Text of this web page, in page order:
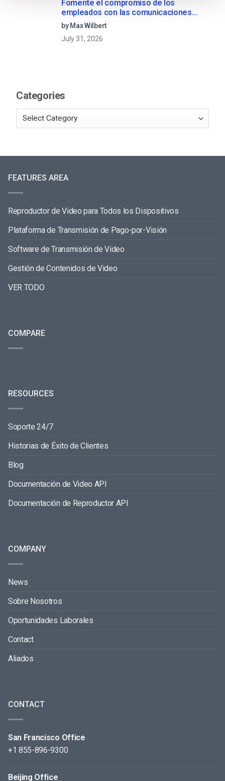
Fomente el compromiso de los
empleados con las comunicaciones
corporativas en directo
by Max Wilbert
July 31, 2026
Categories
FEATURES AREA
Reproductor de Video para Todos los Dispositivos
Plataforma de Transmisión de Pago-por-Visión
Software de Transmisión de Video
Gestión de Contenidos de Video
VER TODO
COMPARE
RESOURCES
Soporte 24/7
Historias de Éxito de Clientes
Blog
Documentación de Video API
Documentación de Reproductor API
COMPANY
News
Sobre Nosotros
Oportunidades Laborales
Contact
Aliados
CONTACT
San Francisco Office
+1 855-896-9300
Beijing Office